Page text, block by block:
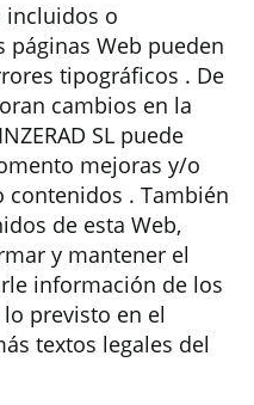
incluidos o
páginas Web pueden
tipográficos . De
cambios en la
SL puede
mejoras y/o
contenidos . También
de esta Web,
y mantener el
información de los
previsto en el
textos legales del